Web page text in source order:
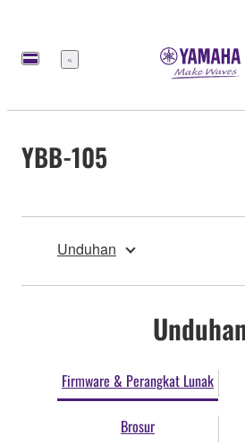
Menu
YBB-105
Unduhan
Firmware & Perangkat Lunak
Brosur